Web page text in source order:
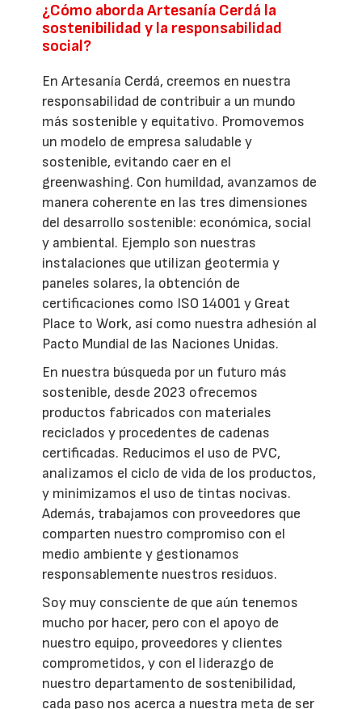
¿Cómo aborda Artesanía Cerdá la
sostenibilidad y la responsabilidad
social?
En Artesanía Cerdá, creemos en nuestra
responsabilidad de contribuir a un mundo
más sostenible y equitativo. Promovemos
un modelo de empresa saludable y
sostenible, evitando caer en el
greenwashing. Con humildad, avanzamos de
manera coherente en las tres dimensiones
del desarrollo sostenible: económica, social
y ambiental. Ejemplo son nuestras
instalaciones que utilizan geotermia y
paneles solares, la obtención de
certificaciones como ISO 14001 y Great
Place to Work, así como nuestra adhesión al
Pacto Mundial de las Naciones Unidas.
En nuestra búsqueda por un futuro más
sostenible, desde 2023 ofrecemos
productos fabricados con materiales
reciclados y procedentes de cadenas
certificadas. Reducimos el uso de PVC,
analizamos el ciclo de vida de los productos,
y minimizamos el uso de tintas nocivas.
Además, trabajamos con proveedores que
comparten nuestro compromiso con el
medio ambiente y gestionamos
responsablemente nuestros residuos.
Soy muy consciente de que aún tenemos
mucho por hacer, pero con el apoyo de
nuestro equipo, proveedores y clientes
comprometidos, y con el liderazgo de
nuestro departamento de sostenibilidad,
cada paso nos acerca a nuestra meta de ser